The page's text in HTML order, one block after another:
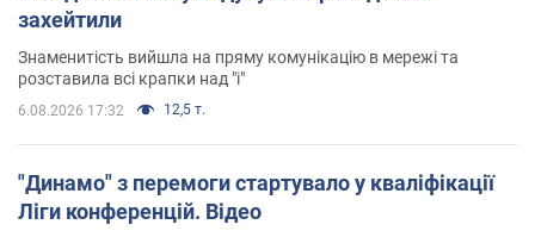
захейтили
Знаменитість вийшла на пряму комунікацію в мережі та
розставила всі крапки над "і"
6.08.2026 17:32 12,5 т.
"Динамо" з перемоги стартувало у кваліфікації
Ліги конференцій. Відео